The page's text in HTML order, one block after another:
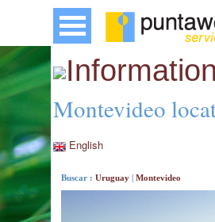
Information
Montevideo
English
Buscar :Uruguay |Montevideo